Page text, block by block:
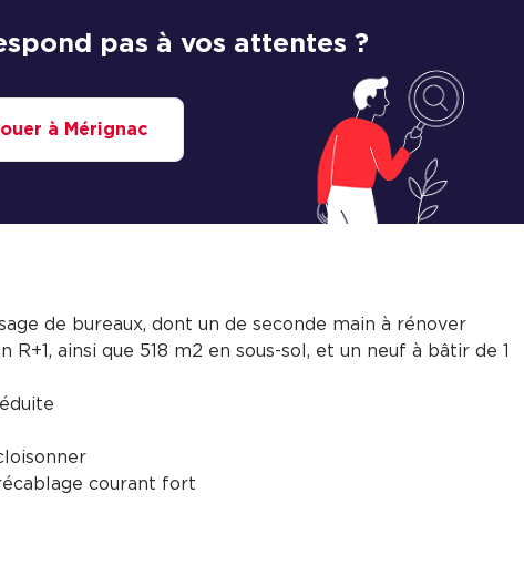
pas à vos attentes ?
à Mérignac
de bureaux, dont un de seconde main à rénover
R+1, ainsi que 518 m2 en sous-sol, et un neuf à bâtir de 1
courant fort